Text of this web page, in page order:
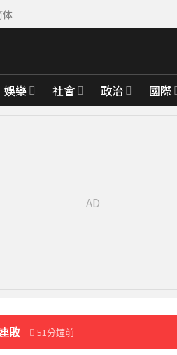
体
娛樂 社會 政治 國際
敗 51分鐘前